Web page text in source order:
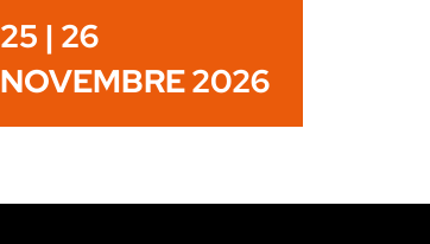
25 | 26
NOVEMBRE 2026